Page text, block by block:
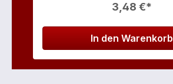
3,48 €*
In den Warenkorb